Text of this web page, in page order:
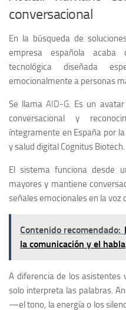
conversacional
En la búsqueda de
empresa española acaba
tecnológica diseñada
emocionalmente a personas
Se llamaAID-G. Es un
conversacional y
íntegramente en España por
y salud digital Cognitus Biotech.
El sistema funciona desde
mayores y mantiene
señales emocionales en la voz
Contenido recomendado:
la comunicación y el habla
A diferencia de los asistentes
solo interpreta las palabras.
—el tono, la energía o los